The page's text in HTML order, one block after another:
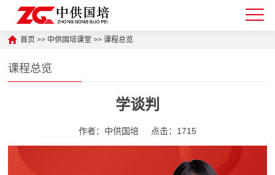
首页 >> 中供国培课堂 >>课程总览
课程总览
学谈判
作者：中供国培 点击：1715